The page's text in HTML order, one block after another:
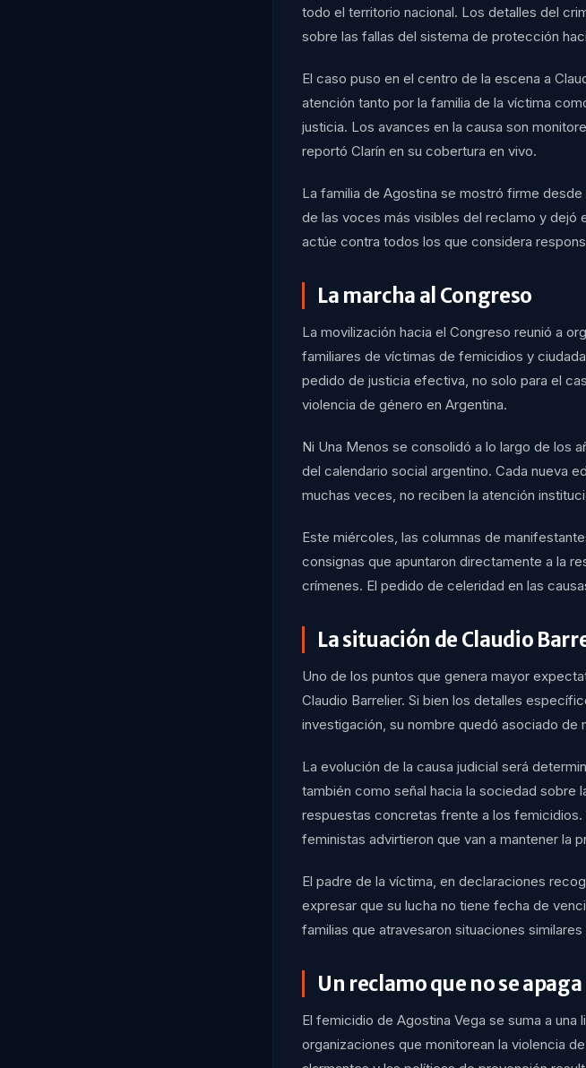
todo el territorio nacional. Los detalles del
sobre las fallas del sistema de protección
El caso puso en el centro de la escena a
atención tanto por la familia de la víctima
justicia. Los avances en la causa son
reportó Clarín en su cobertura en vivo.
La familia de Agostina se mostró firme
de las voces más visibles del reclamo y dejó
actúe contra todos los que considera
La marcha al Congreso
La movilización hacia el Congreso reunió a
familiares de víctimas de femicidios y
pedido de justicia efectiva, no solo para el
violencia de género en Argentina.
Ni Una Menos se consolidó a lo largo de los
del calendario social argentino. Cada nueva
muchas veces, no reciben la atención
Este miércoles, las columnas de
consignas que apuntaron directamente a la
crímenes. El pedido de celeridad en las
La situación de Claudio
Uno de los puntos que genera mayor
Claudio Barrelier. Si bien los detalles
investigación, su nombre quedó asociado de
La evolución de la causa judicial será
también como señal hacia la sociedad sobre
respuestas concretas frente a los
feministas advirtieron que van a mantener la
El padre de la víctima, en declaraciones
expresar que su lucha no tiene fecha de
familias que atravesaron situaciones
Un reclamo que no se apaga
El femicidio de Agostina Vega se suma a
organizaciones que monitorean la violencia